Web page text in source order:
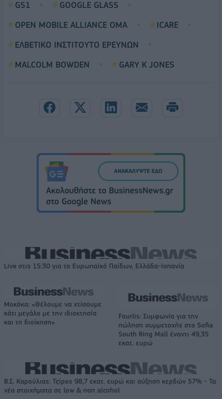
GS1
GOOGLE GLASS
OPEN MOBILE ALLIANCE OMA
ICARE
ΕΛΒΕΤΙΚΟ ΙΝΣΤΙΤΟΥΤΟ ΕΡΕΥΝΩΝ
MALCOLM BOWDEN
GARY K JONES
Live στις 15:30 για το Ευρωπαϊκό Παίδων, Ελλάδα-Ισπανία
Μοκόκα: «Θέλουμε να χτίσουμε
κάτι μεγάλο με την ιδιοκτησία
και τη διοίκηση»
Fourlis: Συμφωνία για την
πώληση συμμετοχής στο Sofia
South Ring Mall έναντι 49,35
εκατ. ευρώ
Β.Σ. Καρούλιας: Τζίρος 98,7 εκατ. ευρώ και αύξηση κερδών 57% - Τα
νέα στοιχήματα σε low & non alcohol